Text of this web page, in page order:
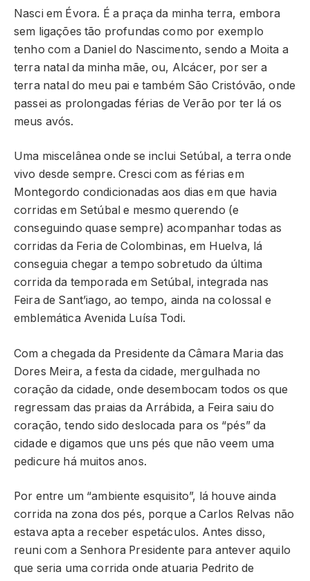
Nasci em Évora. É a praça da minha terra, embora
sem ligações tão profundas como por exemplo
tenho com a Daniel do Nascimento, sendo a Moita a
terra natal da minha mãe, ou, Alcácer, por ser a
terra natal do meu pai e também São Cristóvão, onde
passei as prolongadas férias de Verão por ter lá os
meus avós.
Uma miscelânea onde se inclui Setúbal, a terra onde
vivo desde sempre. Cresci com as férias em
Montegordo condicionadas aos dias em que havia
corridas em Setúbal e mesmo querendo (e
conseguindo quase sempre) acompanhar todas as
corridas da Feria de Colombinas, em Huelva, lá
conseguia chegar a tempo sobretudo da última
corrida da temporada em Setúbal, integrada nas
Feira de Sant’iago, ao tempo, ainda na colossal e
emblemática Avenida Luísa Todi.
Com a chegada da Presidente da Câmara Maria das
Dores Meira, a festa da cidade, mergulhada no
coração da cidade, onde desembocam todos os que
regressam das praias da Arrábida, a Feira saiu do
coração, tendo sido deslocada para os “pés” da
cidade e digamos que uns pés que não veem uma
pedicure há muitos anos.
Por entre um “ambiente esquisito”, lá houve ainda
corrida na zona dos pés, porque a Carlos Relvas não
estava apta a receber espetáculos. Antes disso,
reuni com a Senhora Presidente para antever aquilo
que seria uma corrida onde atuaria Pedrito de